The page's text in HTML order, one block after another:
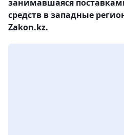
занимавшаяся
средств в западные
Zakon.kz.